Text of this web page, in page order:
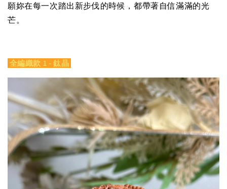
願妳在每一次踏出新步伐的時候，都帶著自信滿滿的光
芒。
全編織款 1 - 鈦晶